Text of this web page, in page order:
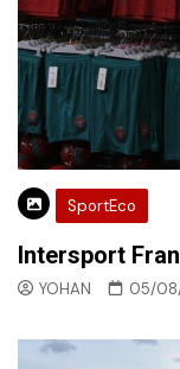
SportEco
Intersport
YOHAN 05/